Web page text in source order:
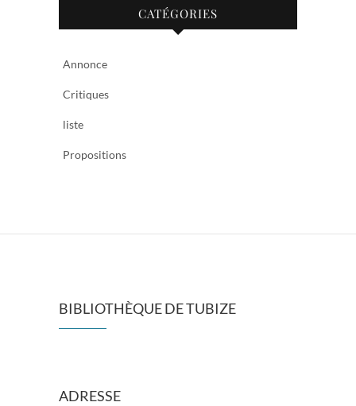
CATÉGORIES
Annonce
Critiques
liste
Propositions
BIBLIOTHÈQUE DE TUBIZE
ADRESSE